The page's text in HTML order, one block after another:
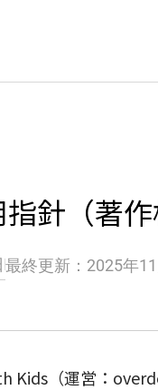
針（著作
最終更新：2025年
Kids（運営：